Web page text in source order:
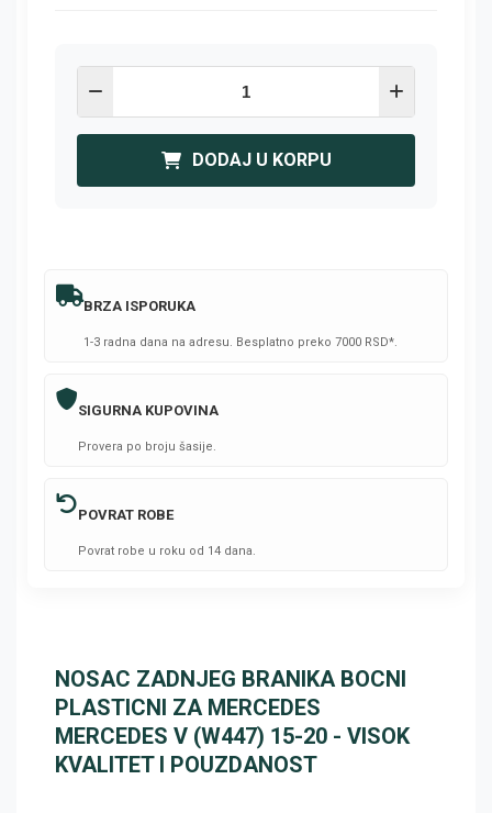
DODAJ U KORPU
BRZA ISPORUKA
1-3 radna dana na adresu. Besplatno preko 7000 RSD*.
SIGURNA KUPOVINA
Provera po broju šasije.
POVRAT ROBE
Povrat robe u roku od 14 dana.
NOSAC ZADNJEG BRANIKA BOCNI
PLASTICNI ZA MERCEDES
MERCEDES V (W447) 15-20 - VISOK
KVALITET I POUZDANOST